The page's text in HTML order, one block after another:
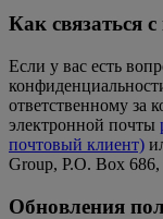
Как связаться
Если у вас есть
ответственному за
электронной почты
почтовый клиент)
Group, P.O. Box
Обновления